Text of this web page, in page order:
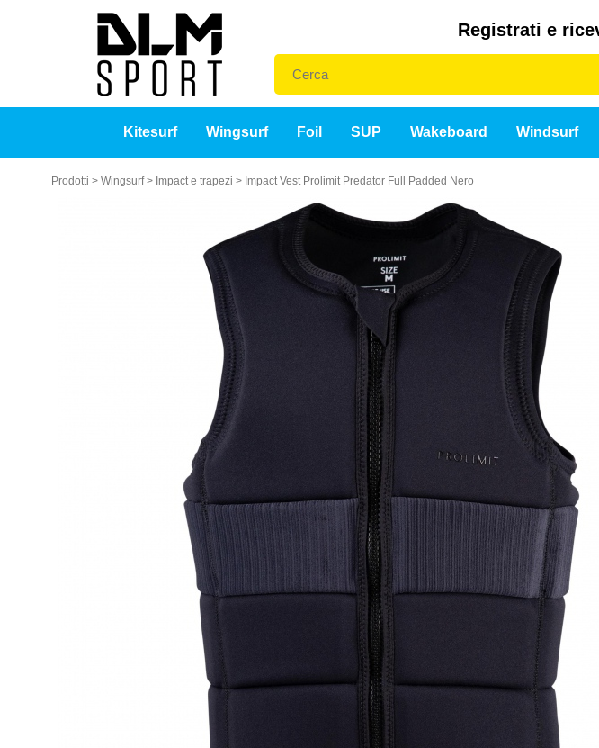
Registrati e
Kitesurf Wingsurf Foil SUP Wakeboard Windsurf
Prodotti > Wingsurf> Impact e trapezi > Impact Vest Prolimit Predator Full Padded Nero